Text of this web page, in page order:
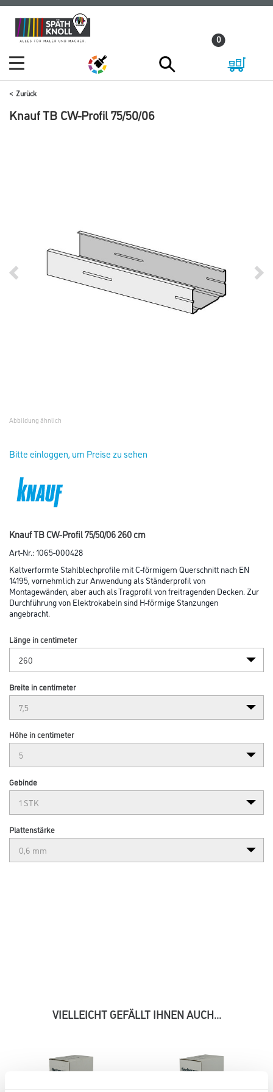
Zum
Inhalt
Zum
Navigationsmenü
0
Zurück
Knauf TB CW-Profil 75/50/06
Abbildung ähnlich
Bitte einloggen, um Preise zu sehen
Knauf TB CW-Profil 75/50/06 260 cm
Art-Nr.:1065-000428
Kaltverformte Stahlblechprofile mit C-förmigem Querschnitt nach EN
14195, vornehmlich zur Anwendung als Ständerprofil von
Montagewänden, aber auch als Tragprofil von freitragenden Decken. Zur
Durchführung von Elektrokabeln sind H-förmige Stanzungen
angebracht.
Länge in centimeter
Breite in centimeter
Höhe in centimeter
Gebinde
Plattenstärke
VIELLEICHT GEFÄLLT IHNEN AUCH...